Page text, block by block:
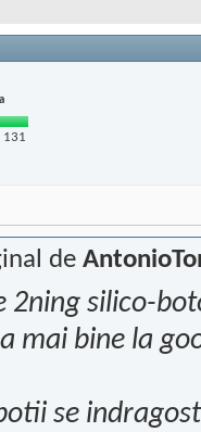
131
de
2ning silico-
mai bine la
se